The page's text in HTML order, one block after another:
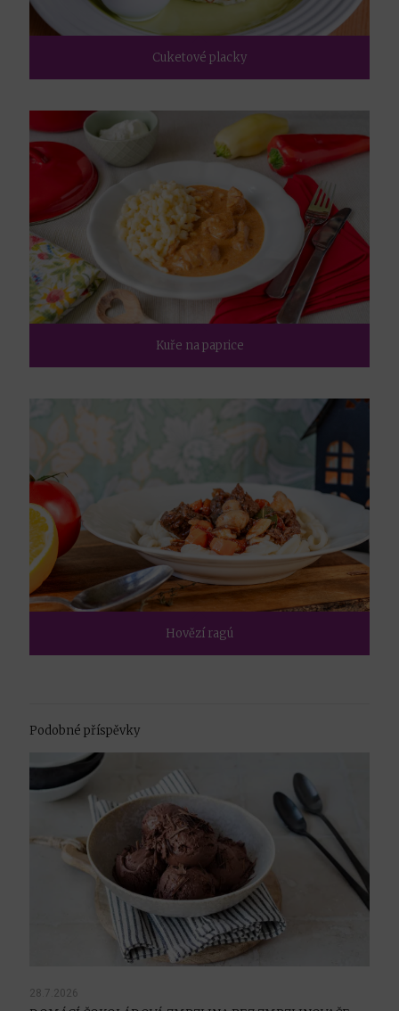
Cuketové placky
Kuře na paprice
Hovězí ragú
Podobné příspěvky
28.7.2026